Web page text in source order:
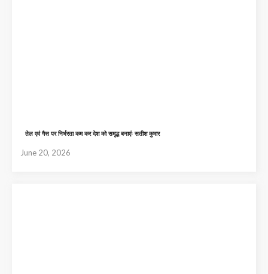
तेल एवं गैस पर निर्भरता कम कर देश को समृद्ध बनाएंः सतीश कुमार
June 20, 2026